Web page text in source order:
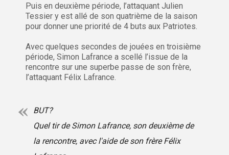
Puis en deuxième période, l’attaquant Julien
Tessier y est allé de son quatrième de la saison
pour donner une priorité de 4 buts aux Patriotes.
Avec quelques secondes de jouées en troisième
période, Simon Lafrance a scellé l’issue de la
rencontre sur une superbe passe de son frère,
l’attaquant Félix Lafrance.
BUT?
Quel tir de Simon Lafrance, son deuxième de
la rencontre, avec l'aide de son frère Félix